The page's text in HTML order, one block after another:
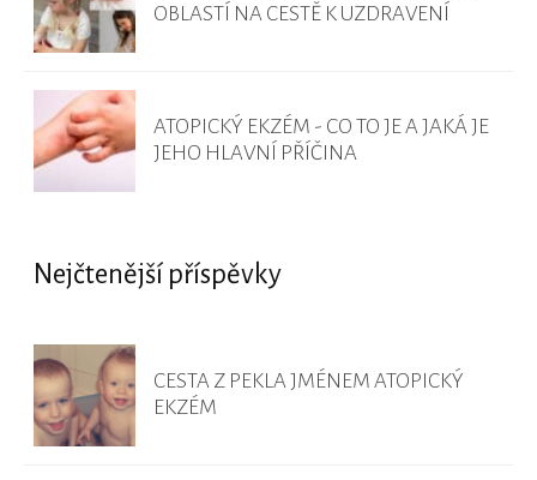
OBLASTÍ NA CESTĚ K UZDRAVENÍ
ATOPICKÝ EKZÉM - CO TO JE A JAKÁ JE
JEHO HLAVNÍ PŘÍČINA
Nejčtenější příspěvky
CESTA Z PEKLA JMÉNEM ATOPICKÝ
EKZÉM